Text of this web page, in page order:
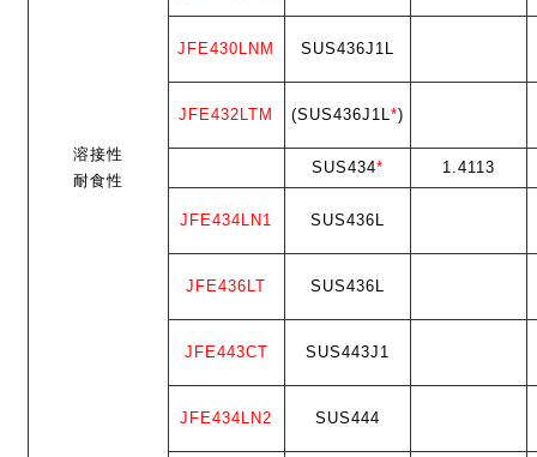
溶接性
耐食性
JFE430LNM SUS436J1L
JFE432LTM (SUS436J1L *)
SUS434* 1.4113
JFE434LN1 SUS436L
JFE436LT SUS436L
JFE443CT SUS443J1
JFE434LN2 SUS444